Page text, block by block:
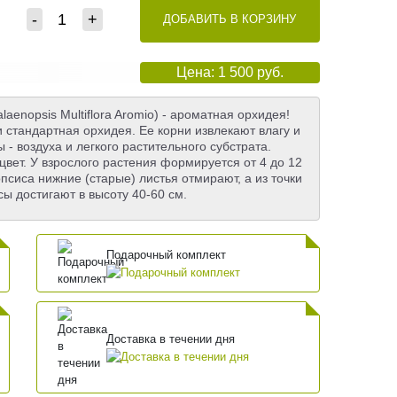
- + ДОБАВИТЬ В КОРЗИНУ
Цена: 1 500 руб.
Multiflora Aromio) - ароматная орхидея!
орхидея. Ее корни извлекают влагу и
и легкого растительного субстрата.
У взрослого растения формируется от 4 до 12
нижние (старые) листья отмирают, а из точки
достигают в высоту 40-60 см.
Подарочный комплект
Доставка в течении дня